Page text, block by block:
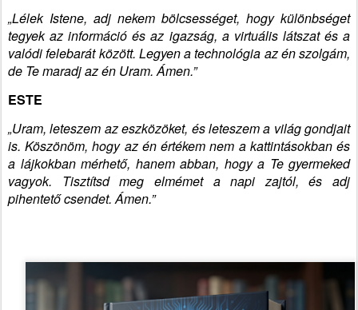
„Lélek Istene, adj nekem bölcsességet, hogy különbséget
tegyek az információ és az igazság, a virtuális látszat és a
valódi felebarát között. Legyen a technológia az én szolgám,
de Te maradj az én Uram. Ámen.”
ESTE
„Uram, leteszem az eszközöket, és leteszem a világ gondjait
is. Köszönöm, hogy az én értékem nem a kattintásokban és
a lájkokban mérhető, hanem abban, hogy a Te gyermeked
vagyok. Tisztítsd meg elmémet a napi zajtól, és adj
pihentető csendet. Ámen.”